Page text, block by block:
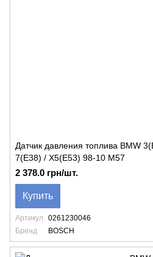
Датчик давления топлива BMW
7(E38) / X5(E53) 98-10 M57
2 378.0 грн/шт.
Купить
Артикул
0261230046
Бренд
BOSCH